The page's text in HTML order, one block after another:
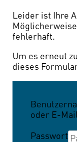
Leider ist Ihre
fehlerhaft.
Um es erneut
dieses
oder E-
Passwort